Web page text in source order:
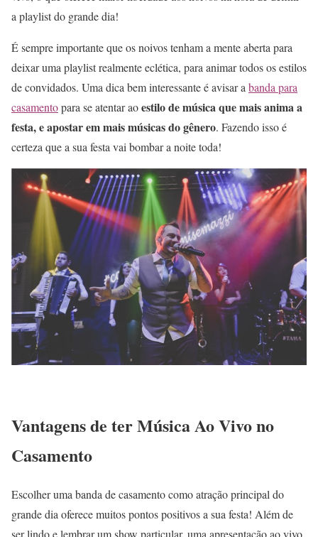
a playlist do grande dia!
É sempre importante que os noivos tenham a mente aberta para
deixar uma playlist realmente eclética, para animar todos os estilos
de convidados. Uma dica bem interessante é avisar a banda para
casamentopara se atentar aoestilo de música que mais anima a
festa, e apostar em mais músicas do gênero. Fazendo isso é
certeza que a sua festa vai bombar a noite toda!
Vantagens de ter Música Ao Vivo no
Casamento
Escolher uma banda de casamento como atração principal do
grande dia oferece muitos pontos positivos a sua festa! Além de
ser lindo e lembrar um show particular, uma apresentação ao vivo